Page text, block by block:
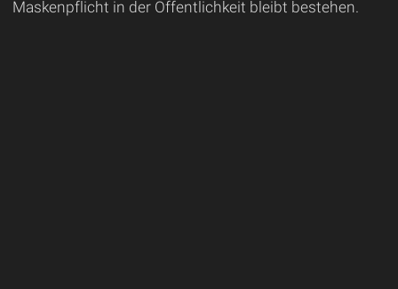
Maskenpflicht in der Öffentlichkeit bleibt bestehen.